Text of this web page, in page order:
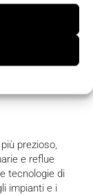
prezioso,
e reflue
tecnologie di
impianti e i